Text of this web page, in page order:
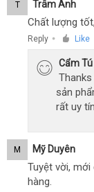
T Trâm Anh
Chất lượng
Reply ● Like
Cẩm Tú
sản
rất uy
M Mỹ Duyên
Tuyệt vời,
hàng.